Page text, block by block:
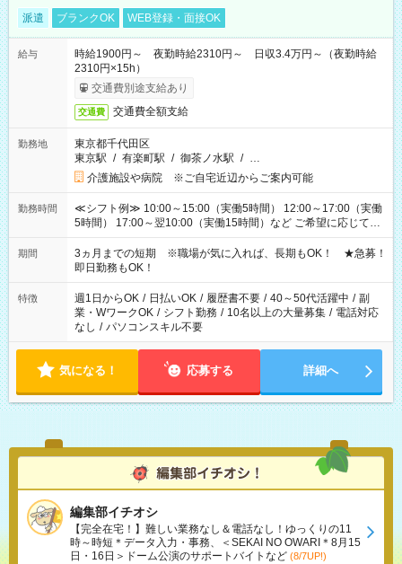
派遣 ブランクOK WEB登録・面接OK
給与
時給1900円～ 夜勤時給2310円～ 日収3.4万円～（夜勤時給
2310円×15h）
交通費別途支給あり
交通費 交通費全額支給
勤務地
東京都千代田区
東京駅 / 有楽町駅 / 御茶ノ水駅 / …
介護施設や病院 ※ご自宅近辺からご案内可能
勤務時間
≪シフト例≫ 10:00～15:00（実働5時間） 12:00～17:00（実働
5時間） 17:00～翌10:00（実働15時間）など ご希望に応じて、
働く時間は調整できます！ お気軽に担当へ相談ください！
期間
3ヵ月までの短期 ※職場が気に入れば、長期もOK！ ★急募！
即日勤務もOK！
特徴 週1日からOK / 日払いOK / 履歴書不要 / 40～50代活躍中 / 副
業・WワークOK / シフト勤務 / 10名以上の大量募集 / 電話対応
なし / パソコンスキル不要
気になる！ 応募する 詳細へ
編集部イチオシ
【完全在宅！】難しい業務なし＆電話なし！ゆっくりの11
時～時短＊データ入力・事務、＜SEKAI NO OWARI＊8月15
日・16日＞ドーム公演のサポートバイトなど (8/7UP!)